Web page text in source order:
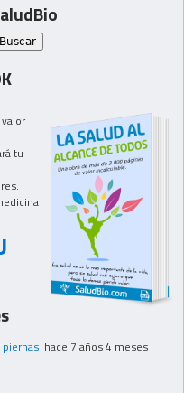
tu
hace 7 años 4 meses